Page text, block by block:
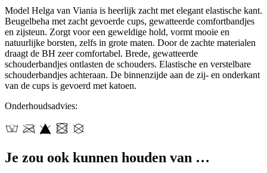
Model Helga van Viania is heerlijk zacht met elegant elastische kant.
Beugelbeha met zacht gevoerde cups, gewatteerde comfortbandjes
en zijsteun. Zorgt voor een geweldige hold, vormt mooie en
natuurlijke borsten, zelfs in grote maten. Door de zachte materialen
draagt ​​de BH zeer comfortabel. Brede, gewatteerde
schouderbandjes ontlasten de schouders. Elastische en verstelbare
schouderbandjes achteraan. De binnenzijde aan de zij- en onderkant
van de cups is gevoerd met katoen.
Onderhoudsadvies:
Je zou ook kunnen houden van …